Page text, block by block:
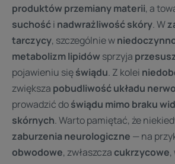
produktów przemiany materii, a
suchośći nadwrażliwość skóry. W
tarczycy, szczególnie w
metabolizm lipidów sprzyja
pojawieniu sięświądu. Z kolei
zwiększa pobudliwość układu
prowadzić doświądu mimo braku
skórnych. Warto pamiętać, że
zaburzenia neurologiczne — na
obwodowe, zwłaszczacukrzycowe,